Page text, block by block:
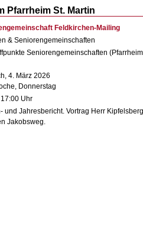
Pfarrheim St. Martin
Feldkirchen-Mailing
& Seniorengemeinschaften
Seniorengemeinschaften
4. März 2026
Donnerstag
Uhr
und Jahresbericht. Vortrag Herr
Jakobsweg.